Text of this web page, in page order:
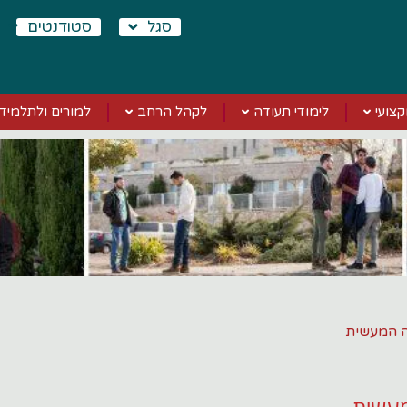
סגל סטודנטים
לימודי תעודה לקהל הרחב למורים
המעשית